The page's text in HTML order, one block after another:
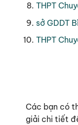
THPT
sở GDDT
THPT
Các bạn có
giải chi tiết